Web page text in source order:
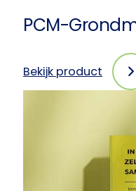
PCM-
Bekijk product
:
(NL/EN)